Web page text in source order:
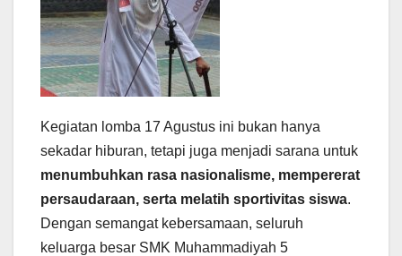
Kegiatan lomba 17 Agustus ini bukan hanya
sekadar hiburan, tetapi juga menjadi sarana untuk
menumbuhkan rasa nasionalisme, mempererat
persaudaraan, serta melatih sportivitas siswa.
Dengan semangat kebersamaan, seluruh
keluarga besar SMK Muhammadiyah 5